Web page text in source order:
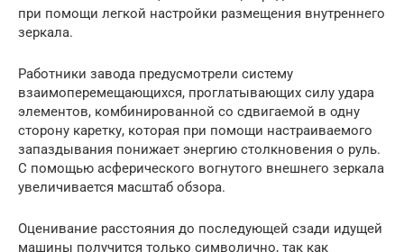
при помощи легкой настройки размещения внутреннего
зеркала.
Работники завода предусмотрели систему
взаимоперемещающихся, проглатывающих силу удара
элементов, комбинированной со сдвигаемой в одну
сторону каретку, которая при помощи настраиваемого
запаздывания понижает энергию столкновения о руль.
С помощью асферического вогнутого внешнего зеркала
увеличивается масштаб обзора.
Оценивание расстояния до последующей сзади идущей
машины получится только символично, так как